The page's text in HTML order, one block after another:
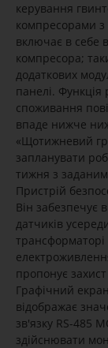
керування
компресорами з
включає в себе
компресора;
додаткових
панелі. Функція
споживання
впаде нижче
«Щотижневий
запланувати
тижня з
Пристрій
Він забезпечує
датчиків
пропонує
Графічний
відображає
зв'язку RS-485
здійснювати